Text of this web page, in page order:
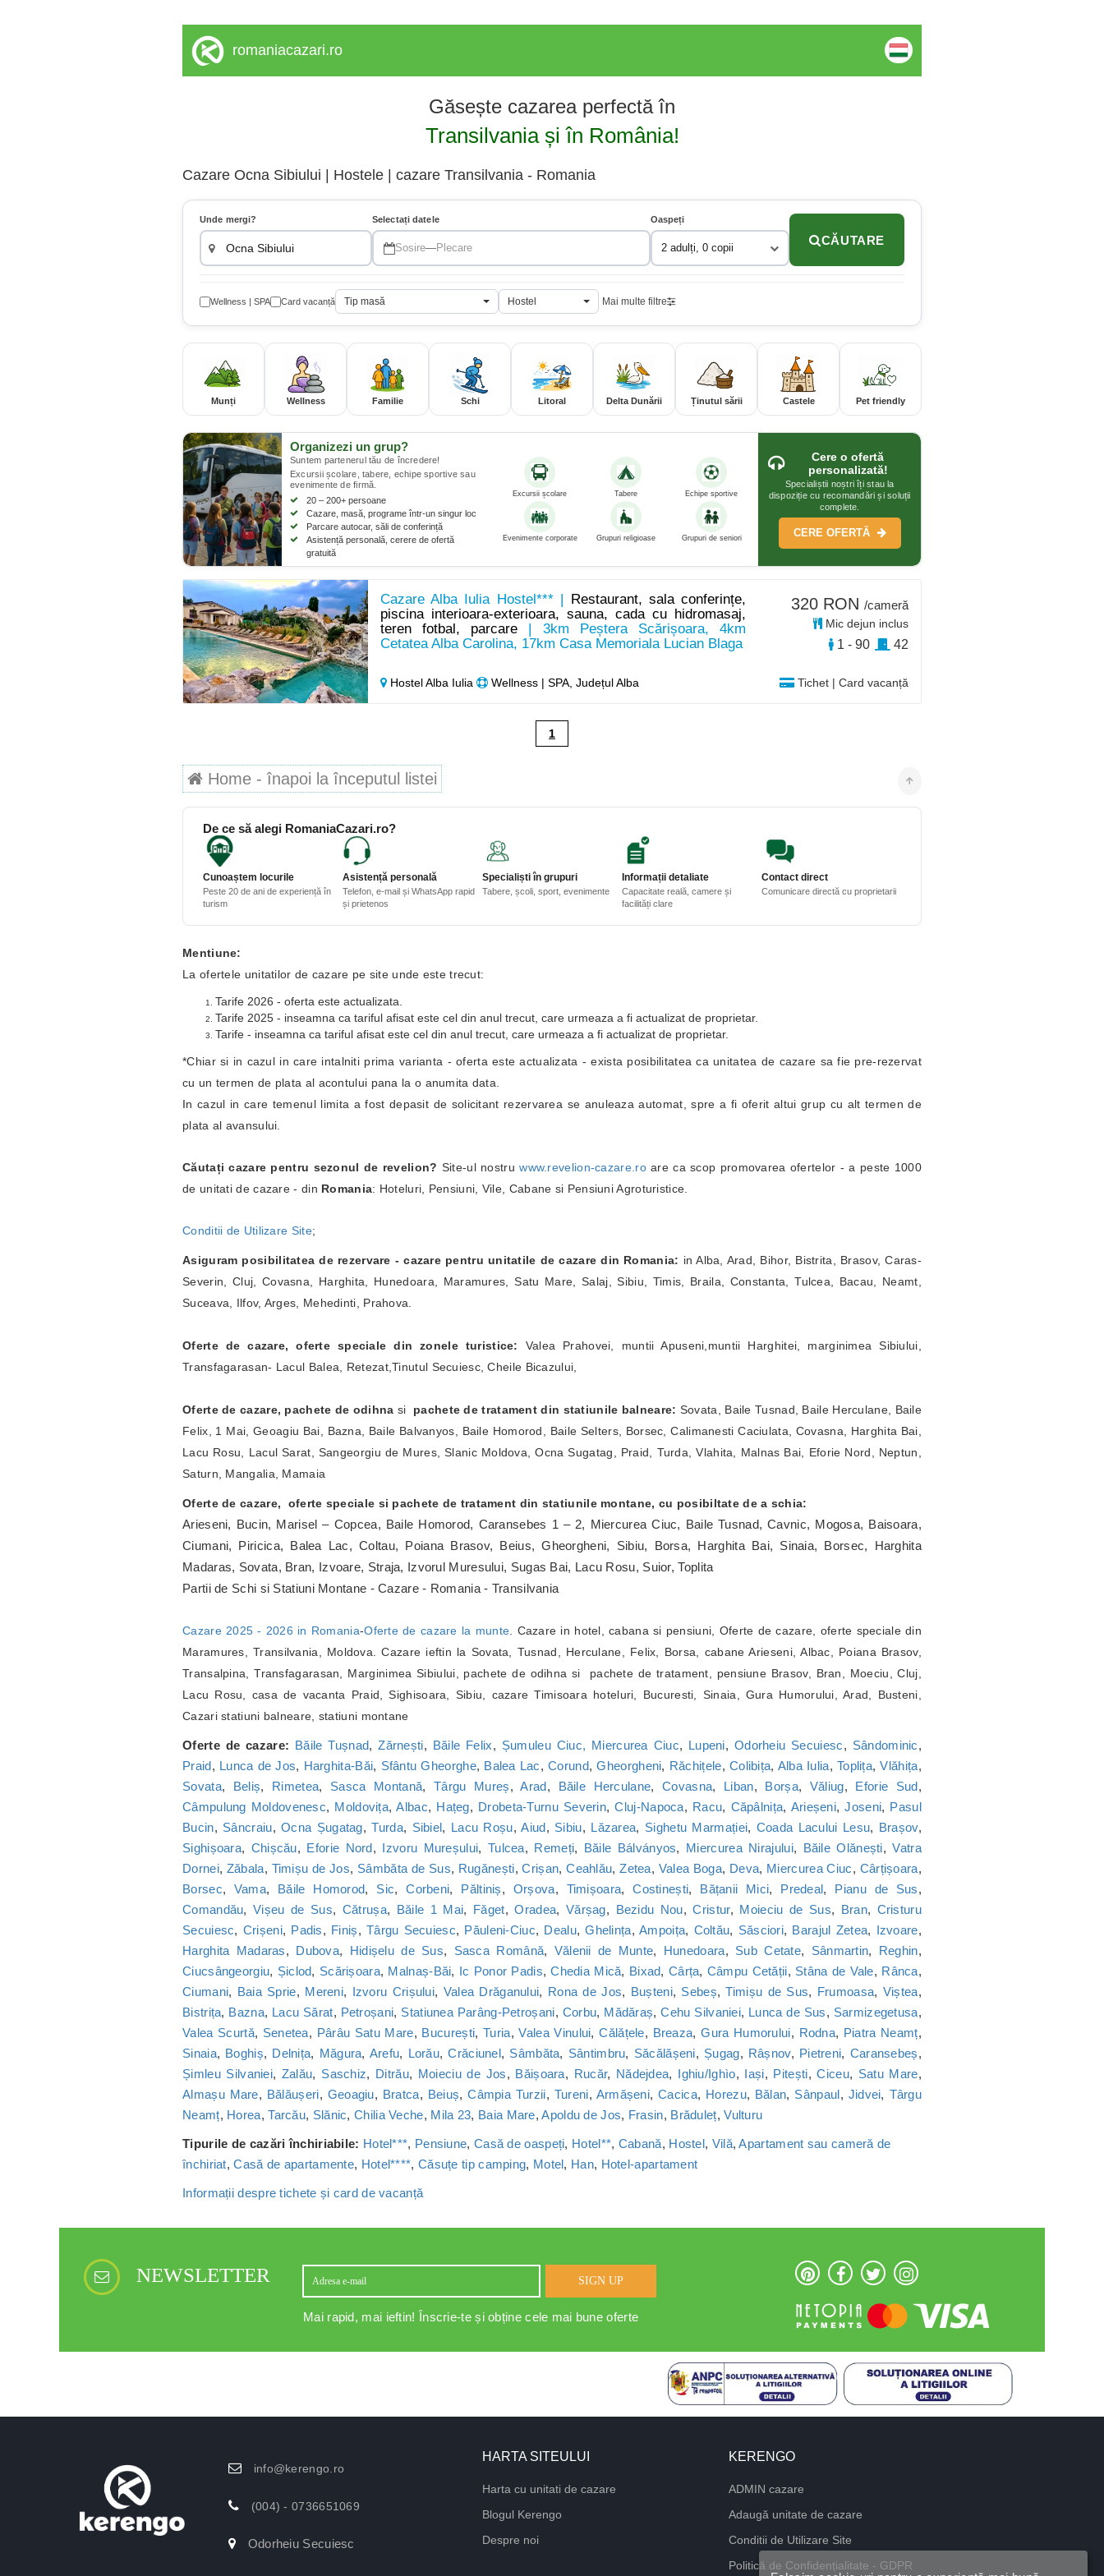
romaniacazari.ro
Găsește cazarea perfectă în
Transilvania și în România!
Cazare Ocna Sibiului | Hostele | cazare Transilvania - Romania
Unde mergi? Selectați datele
Sosire—Plecare
Oaspeți
2 adulți, 0 copii
CĂUTARE
Wellness | SPA Card vacanță Tip masă Hostel Mai multe filtre
Munți Wellness Familie Schi Litoral Delta Dunării Ținutul sării Castele Pet friendly
Organizezi un grup?
Suntem partenerul tău de încredere!
Excursii școlare, tabere, echipe sportive sau
evenimente de firmă.
20 – 200+ persoane
Cazare, masă, programe într-un singur loc
Parcare autocar, săli de conferință
Asistență personală, cerere de ofertă
gratuită
Excursii școlare Tabere Echipe sportive
Evenimente corporate Grupuri religioase Grupuri de seniori
Cere o ofertă
personalizată!
Specialiștii noștri îți stau la
dispoziție cu recomandări și soluții
complete.
CERE OFERTĂ
Cazare Alba Iulia Hostel*** |
Restaurant, sala conferințe,
piscina interioara-exterioara, sauna, cada cu hidromasaj,
teren fotbal, parcare | 3km Peștera Scărișoara, 4km
Cetatea Alba Carolina, 17km Casa Memoriala Lucian Blaga
Hostel Alba Iulia Wellness | SPA, Județul Alba Tichet | Card vacanță
320 RON /cameră
Mic dejun inclus
1 - 90 42
1
Home - înapoi la începutul listei
De ce să alegi RomaniaCazari.ro?
Cunoaștem locurile
Peste 20 de ani de experiență în
turism
Asistență personală
Telefon, e-mail și WhatsApp rapid
și prietenos
Specialiști în grupuri
Tabere, școli, sport, evenimente
Informații detaliate
Capacitate reală, camere și
facilități clare
Contact direct
Comunicare directă cu proprietarii
Mentiune:
La ofertele unitatilor de cazare pe site unde este trecut:
Tarife 2026 - oferta este actualizata.
Tarife 2025 - inseamna ca tariful afisat este cel din anul trecut, care urmeaza a fi actualizat de proprietar.
Tarife - inseamna ca tariful afisat este cel din anul trecut, care urmeaza a fi actualizat de proprietar.
*Chiar si in cazul in care intalniti prima varianta - oferta este actualizata - exista posibilitatea ca unitatea de cazare sa fie pre-rezervat
cu un termen de plata al acontului pana la o anumita data.
In cazul in care temenul limita a fost depasit de solicitant rezervarea se anuleaza automat, spre a fi oferit altui grup cu alt termen de
plata al avansului.
Căutați cazare pentru sezonul de revelion? Site-ul nostruwww.revelion-cazare.roare ca scop promovarea ofertelor - a peste 1000
de unitati de cazare - din Romania: Hoteluri, Pensiuni, Vile, Cabane si Pensiuni Agroturistice.
Conditii de Utilizare Site;
Asiguram posibilitatea de rezervare - cazare pentru unitatile de cazare din Romania: in Alba, Arad, Bihor, Bistrita, Brasov, Caras-
Severin, Cluj, Covasna, Harghita, Hunedoara, Maramures, Satu Mare, Salaj, Sibiu, Timis, Braila, Constanta, Tulcea, Bacau, Neamt,
Suceava, Ilfov, Arges, Mehedinti, Prahova.
Oferte de cazare, oferte speciale din zonele turistice:
Valea Prahovei, muntii Apuseni,muntii Harghitei, marginimea Sibiului,
Transfagarasan- Lacul Balea, Retezat,Tinutul Secuiesc, Cheile Bicazului,
Oferte de cazare, pachete de odihna si pachete de tratament din statiunile balneare: Sovata, Baile Tusnad, Baile Herculane, Baile
Felix, 1 Mai, Geoagiu Bai, Bazna, Baile Balvanyos, Baile Homorod, Baile Selters, Borsec, Calimanesti Caciulata, Covasna, Harghita Bai,
Lacu Rosu, Lacul Sarat, Sangeorgiu de Mures, Slanic Moldova, Ocna Sugatag, Praid, Turda, Vlahita, Malnas Bai, Eforie Nord, Neptun,
Saturn, Mangalia, Mamaia
Oferte de cazare, oferte speciale si pachete de tratament din statiunile montane, cu posibiltate de a schia:
Arieseni, Bucin, Marisel – Copcea, Baile Homorod, Caransebes 1 – 2, Miercurea Ciuc, Baile Tusnad, Cavnic, Mogosa, Baisoara,
Ciumani, Piricica, Balea Lac, Coltau, Poiana Brasov, Beius, Gheorgheni, Sibiu, Borsa, Harghita Bai, Sinaia, Borsec, Harghita
Madaras, Sovata, Bran, Izvoare, Straja, Izvorul Muresului, Sugas Bai, Lacu Rosu, Suior, Toplita
Partii de Schi si Statiuni Montane - Cazare - Romania - Transilvania
Cazare 2025 - 2026 in Romania-Oferte de cazare la munte. Cazare in hotel, cabana si pensiuni, Oferte de cazare, oferte speciale din
Maramures, Transilvania, Moldova. Cazare ieftin la Sovata, Tusnad, Herculane, Felix, Borsa, cabane Arieseni, Albac, Poiana Brasov,
Transalpina, Transfagarasan, Marginimea Sibiului, pachete de odihna si pachete de tratament, pensiune Brasov, Bran, Moeciu, Cluj,
Lacu Rosu, casa de vacanta Praid, Sighisoara, Sibiu, cazare Timisoara hoteluri, Bucuresti, Sinaia, Gura Humorului, Arad, Busteni,
Cazari statiuni balneare, statiuni montane
Oferte de cazare: Băile Tușnad,Zărnești, Băile Felix, Șumuleu Ciuc, Miercurea Ciuc, Lupeni, Odorheiu Secuiesc, Sândominic,
Praid, Lunca de Jos, Harghita-Băi, Sfântu Gheorghe, Balea Lac,Corund,Gheorgheni, Răchițele, Colibița, Alba Iulia, Toplița,Vlăhița,
Sovata, Beliș, Rimetea, Sasca Montană,Târgu Mureș,Arad, Băile Herculane,Covasna, Liban, Borșa, Văliug, Eforie Sud,
Câmpulung Moldovenesc, Moldovița,Albac, Hațeg, Drobeta-Turnu Severin,Cluj-Napoca, Racu, Căpâlnița, Arieșeni,Joseni, Pasul
Bucin, Sâncraiu,Ocna Șugatag,Turda, Sibiel, Lacu Roșu,Aiud, Sibiu, Lăzarea, Sighetu Marmației, Coada Lacului Lesu, Brașov,
Sighișoara, Chișcău, Eforie Nord, Izvoru Mureșului, Tulcea, Remeți, Băile Bálványos, Miercurea Nirajului, Băile Olănești,Vatra
Dornei, Zăbala, Timișu de Jos, Sâmbăta de Sus, Rugănești,Crișan,Ceahlău,Zetea, Valea Boga, Deva, Miercurea Ciuc, Cârțișoara,
Borsec, Vama, Băile Homorod, Sic,Corbeni, Păltiniș, Orșova, Timișoara,Costinești, Bățanii Mici, Predeal, Pianu de Sus,
Comandău,Vișeu de Sus, Cătrușa, Băile 1 Mai, Făget,Oradea, Vărșag, Bezidu Nou,Cristur, Moieciu de Sus, Bran, Cristuru
Secuiesc, Crișeni, Padis, Finiș,Târgu Secuiesc, Păuleni-Ciuc, Dealu,Ghelința,Ampoița, Coltău, Săsciori, Barajul Zetea, Izvoare,
Harghita Madaras, Dubova, Hidișelu de Sus, Sasca Română, Vălenii de Munte, Hunedoara, Sub Cetate, Sânmartin, Reghin,
Ciucsângeorgiu, Șiclod, Scărișoara, Malnaș-Băi, Ic Ponor Padis,Chedia Mică, Bixad, Cârța, Câmpu Cetății, Stâna de Vale, Rânca,
Ciumani, Baia Sprie, Mereni, Izvoru Crișului, Valea Drăganului, Rona de Jos, Bușteni, Sebeș,Timișu de Sus, Frumoasa, Viștea,
Bistrița, Bazna, Lacu Sărat, Petroșani, Statiunea Parâng-Petroșani, Corbu, Mădăraș,Cehu Silvaniei, Lunca de Sus, Sarmizegetusa,
Valea Scurtă, Senetea, Pârâu Satu Mare, București, Turia,Valea Vinului,Călățele, Breaza,Gura Humorului, Rodna, Piatra Neamț,
Sinaia, Boghiș, Delnița, Măgura, Arefu, Lorău,Crăciunel, Sâmbăta, Sântimbru, Săcălășeni, Șugag, Râșnov, Pietreni, Caransebeș,
Șimleu Silvaniei, Zalău, Saschiz, Ditrău, Moieciu de Jos, Băișoara, Rucăr, Nădejdea, Ighiu/Ighìo, Iași, Pitești,Ciceu, Satu Mare,
Almașu Mare, Bălăușeri, Geoagiu, Bratca, Beiuș,Câmpia Turzii, Tureni, Armășeni,Cacica, Horezu, Bălan, Sânpaul, Jidvei, Târgu
Neamț, Horea,Tarcău, Slănic,Chilia Veche, Mila 23, Baia Mare,Apoldu de Jos, Frasin, Brăduleț,Vulturu
Tipurile de cazări închiriabile: Hotel***, Pensiune, Casă de oaspeți, Hotel**, Cabană, Hostel, Vilă,Apartament sau cameră de
închiriat,Casă de apartamente, Hotel****, Căsuțe tip camping, Motel, Han, Hotel-apartament
Informații despre tichete și card de vacanță
NEWSLETTER SIGN UP
Mai rapid, mai ieftin! Înscrie-te și obține cele mai bune oferte
info@kerengo.ro
(004) - 0736651069
Odorheiu Secuiesc
HARTA SITEULUI
Harta cu unitati de cazare
Blogul Kerengo
Despre noi
KERENGO
ADMIN cazare
Adaugă unitate de cazare
Conditii de Utilizare Site
Politică de Confidențialitate - GDPR